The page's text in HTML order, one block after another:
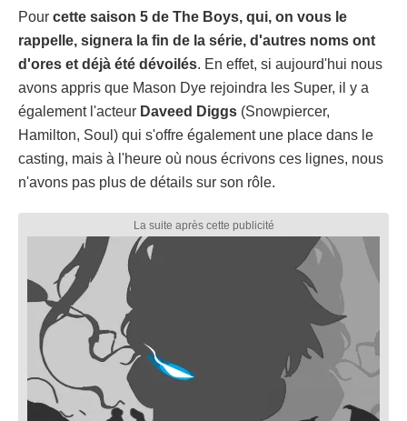
Pour cette saison 5 de The Boys, qui, on vous le
rappelle, signera la fin de la série, d'autres noms ont
d'ores et déjà été dévoilés. En effet, si aujourd'hui nous
avons appris que Mason Dye rejoindra les Super, il y a
également l'acteur Daveed Diggs (Snowpiercer,
Hamilton, Soul) qui s'offre également une place dans le
casting, mais à l'heure où nous écrivons ces lignes, nous
n'avons pas plus de détails sur son rôle.